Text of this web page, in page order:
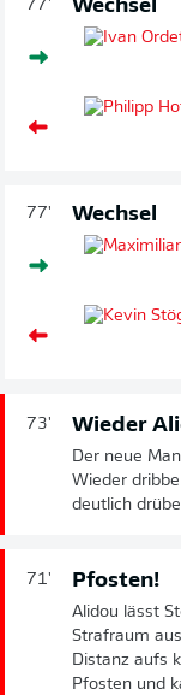
77' Wechsel
77' Wechsel
73' Wieder
Der neue
Wieder
deutlich
71' Pfosten!
Alidou lässt
Strafraum
Distanz aufs
Pfosten und